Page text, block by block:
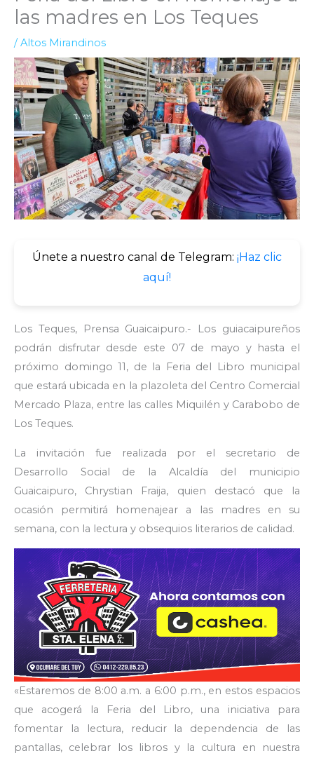
las madres en Los Teques
/Altos Mirandinos
Únete a nuestro canal de Telegram: ¡Haz clic
aquí!
Los Teques, Prensa Guaicaipuro.- Los guiacaipureños
podrán disfrutar desde este 07 de mayo y hasta el
próximo domingo 11, de la Feria del Libro municipal
que estará ubicada en la plazoleta del Centro Comercial
Mercado Plaza, entre las calles Miquilén y Carabobo de
Los Teques.
La invitación fue realizada por el secretario de
Desarrollo Social de la Alcaldía del municipio
Guaicaipuro, Chrystian Fraija, quien destacó que la
ocasión permitirá homenajear a las madres en su
semana, con la lectura y obsequios literarios de calidad.
«Estaremos de 8:00 a.m. a 6:00 p.m., en estos espacios
que acogerá la Feria del Libro, una iniciativa para
fomentar la lectura, reducir la dependencia de las
pantallas, celebrar los libros y la cultura en nuestra